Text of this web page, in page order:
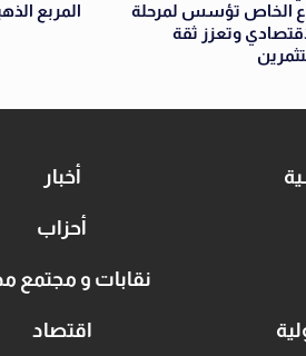
الخاص تؤسس لمرحلة
وتعزز ثقة
المربع
أخبار
أحزاب
نقابات و مجتمع
اقتصاد